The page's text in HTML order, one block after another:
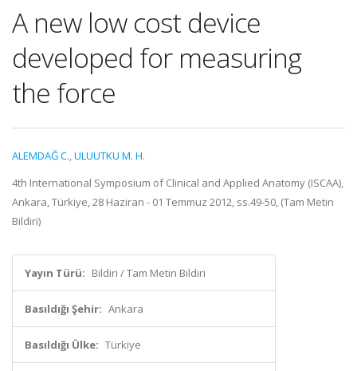
A new low cost device
developed for measuring
the force
ALEMDAĞ C.,ULUUTKU M. H.
4th International Symposium of Clinical and Applied Anatomy (ISCAA),
Ankara, Türkiye, 28 Haziran - 01 Temmuz 2012, ss.49-50, (Tam Metin
Bildiri)
Yayın Türü: Bildiri / Tam Metin Bildiri
Basıldığı Şehir: Ankara
Basıldığı Ülke: Türkiye